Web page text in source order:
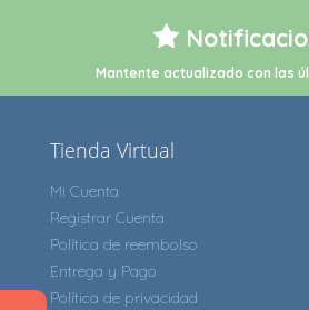
Mantente actualizado con las
Tienda Virtual
Mi Cuenta
Registrar Cuenta
Política de reembolso
Entrega y Pago
Política de privacidad